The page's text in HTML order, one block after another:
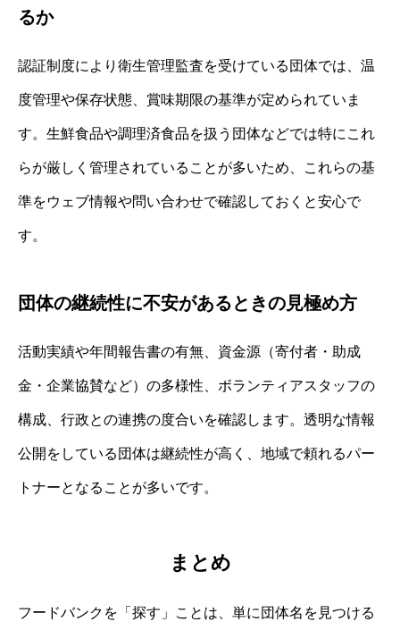
るか
認証制度により衛生管理監査を受けている団体では、温
度管理や保存状態、賞味期限の基準が定められていま
す。生鮮食品や調理済食品を扱う団体などでは特にこれ
らが厳しく管理されていることが多いため、これらの基
準をウェブ情報や問い合わせで確認しておくと安心で
す。
団体の継続性に不安があるときの見極め方
活動実績や年間報告書の有無、資金源（寄付者・助成
金・企業協賛など）の多様性、ボランティアスタッフの
構成、行政との連携の度合いを確認します。透明な情報
公開をしている団体は継続性が高く、地域で頼れるパー
トナーとなることが多いです。
まとめ
フードバンクを「探す」ことは、単に団体名を見つける